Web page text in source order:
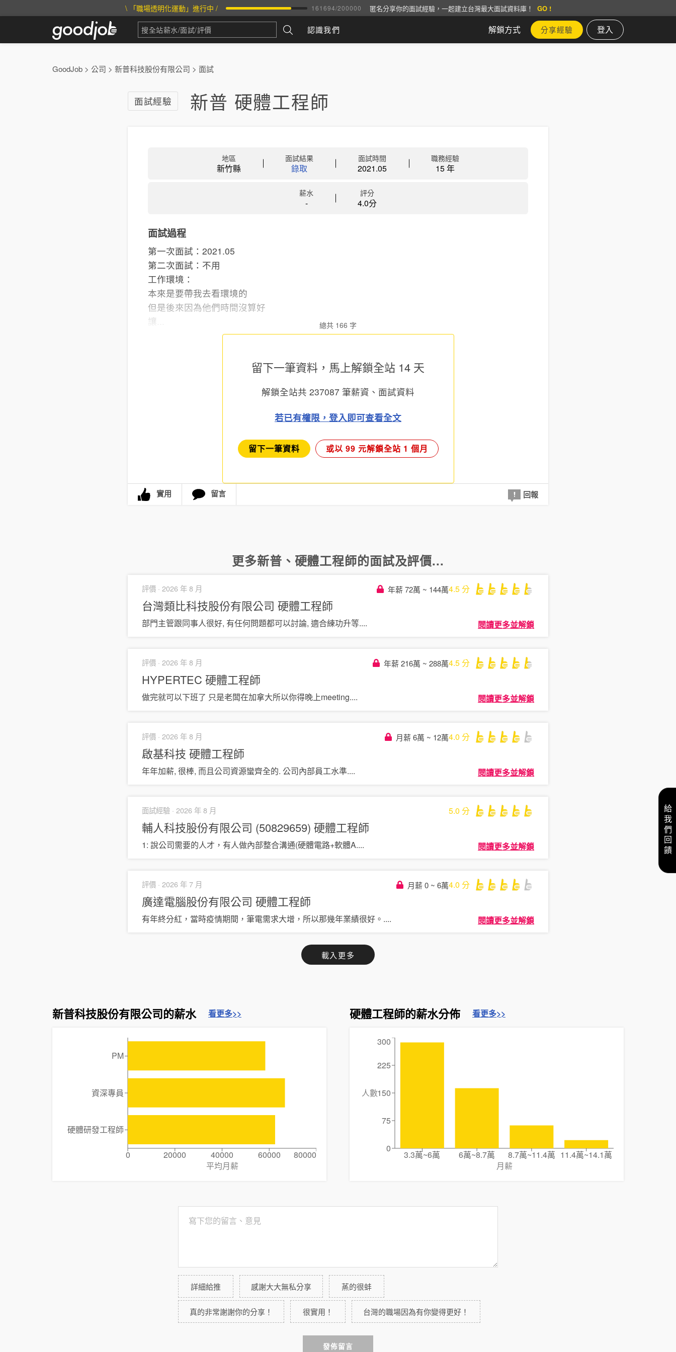
\ 「職場透明化運動」進行中 / 161694/200000 匿名分享你的面試經驗，一起建立台灣最大面試資料庫！ GO !
認識我們 解鎖方式 分享經驗 登入
GoodJob > 公司 > 新普科技股份有限公司 > 面試
面試經驗 新普 硬體工程師
地區
新竹縣
面試結果
錄取
面試時間
2021.05
職務經驗
15 年
薪水
-
評分
4.0分
面試過程
第一次面試：2021.05
第二次面試：不用
工作環境：
本來是要帶我去看環境的
但是後來因為他們時間沒算好
讓...
總共 166 字
留下一筆資料，馬上解鎖全站 14 天
解鎖全站共 237087 筆薪資、面試資料
若已有權限，登入即可查看全文
留下一筆資料 或以 99 元解鎖全站 1 個月
實用 留言 回報
更多新普 、 硬體工程師的面試及評價...
評價 · 2026 年 8 月 年薪 72萬 ~ 144萬4.5分
台灣類比科技股份有限公司 硬體工程師
部門主管跟同事人很好, 有任何問題都可以討論, 適合練功升等.... 閱讀更多並解鎖
評價 · 2026 年 8 月 年薪 216萬 ~ 288萬4.5分
HYPERTEC 硬體工程師
做完就可以下班了 只是老闆在加拿大所以你得晚上meeting.... 閱讀更多並解鎖
評價 · 2026 年 8 月 月薪 6萬 ~ 12萬4.0 分
啟基科技 硬體工程師
年年加薪, 很棒, 而且公司資源蠻齊全的. 公司內部員工水準.... 閱讀更多並解鎖
面試經驗 · 2026 年 8 月 5.0 分
輔人科技股份有限公司 (50829659) 硬體工程師
1: 說公司需要的人才，有人做內部整合溝通(硬體電路+軟體A.... 閱讀更多並解鎖
評價 · 2026 年 7 月 月薪 0 ~ 6萬4.0 分
廣達電腦股份有限公司 硬體工程師
有年終分紅，當時疫情期間，筆電需求大增，所以那幾年業績很好。 .... 閱讀更多並解鎖
載入更多
新普科技股份有限公司的薪水 看更多>>
0 20000 40000 60000
80000
平均月薪
PM
資深專員
硬體研發工程師
硬體工程師的薪水分佈 看更多>>
3.3萬~6萬 6萬~8.7萬 8.7萬~11.4萬 11.4萬~14.1萬
月薪
0
75
150
225
300
人數
詳細給推 感謝大大無私分享 蒸的很蚌
真的非常謝謝你的分享！ 很實用！ 台灣的職場因為有你變得更好！
發佈留言
給我們回饋